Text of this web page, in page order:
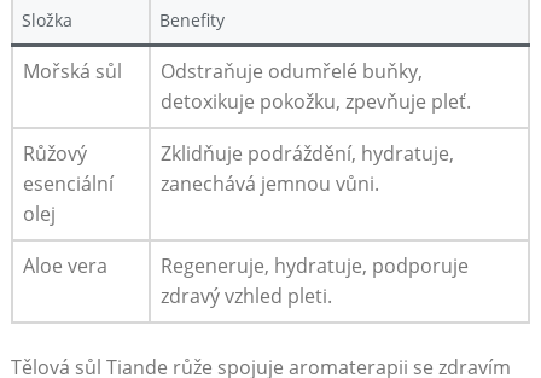
Složka Benefity
Mořská sůl
Odstraňuje odumřelé buňky,
⁣detoxikuje pokožku, ⁤zpevňuje pleť.
Růžový
esenciální
olej
Zklidňuje‌ podráždění, ⁣hydratuje,
zanechává jemnou vůni.
Aloe vera
Regeneruje, hydratuje, podporuje⁢
zdravý vzhled pleti.
Tělová sůl Tiande růže spojuje aromaterapii se zdravím